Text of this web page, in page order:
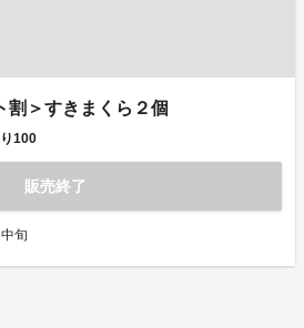
割＞すきまくら２個
100
販売終了
旬